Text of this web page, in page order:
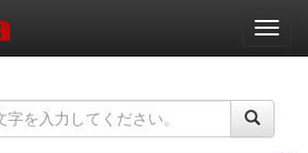
ナ
ビ
ー
ョ